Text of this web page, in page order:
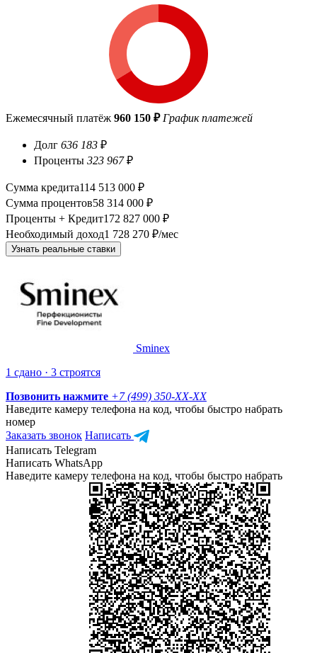
Ежемесячный платёж 960 150 ₽ График платежей
Долг 636 183 ₽
Проценты 323 967₽
Сумма кредита114 513 000 ₽
Сумма процентов58 314 000 ₽
Проценты + Кредит172 827 000 ₽
Необходимый доход1 728 270 ₽/мес
Узнать реальные ставки
Sminex
1 сдано · 3 строятся
Позвонить нажмите +7 (499) 350-XX-XX
Наведите камеру телефона на код, чтобы быстро набрать
номер
Заказать звонок Написать
Написать Telegram
Написать WhatsApp
Наведите камеру телефона на код, чтобы быстро набрать